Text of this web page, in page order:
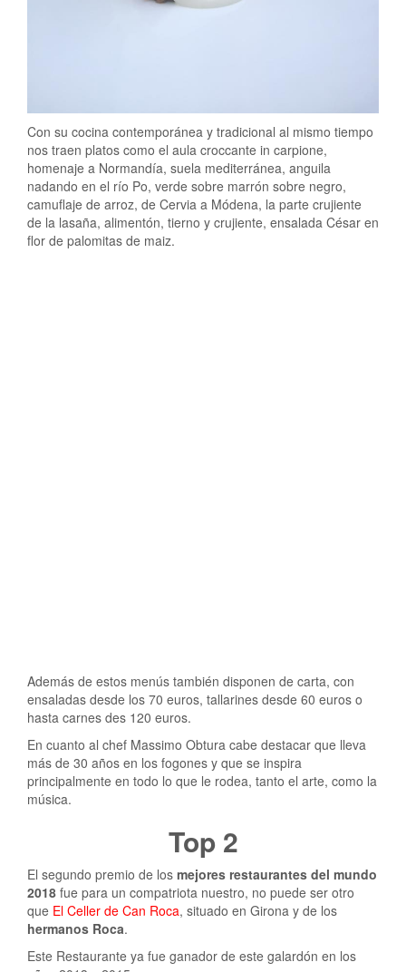
Con su cocina contemporánea y tradicional al mismo tiempo
nos traen platos como el aula croccante in carpione,
homenaje a Normandía, suela mediterránea, anguila
nadando en el río Po, verde sobre marrón sobre negro,
camuflaje de arroz, de Cervia a Módena, la parte crujiente
de la lasaña, alimentón, tierno y crujiente, ensalada César en
flor de palomitas de maiz.
Además de estos menús también disponen de carta, con
ensaladas desde los 70 euros, tallarines desde 60 euros o
hasta carnes des 120 euros.
En cuanto al chef Massimo Obtura cabe destacar que lleva
más de 30 años en los fogones y que se inspira
principalmente en todo lo que le rodea, tanto el arte, como la
música.
Top 2
El segundo premio de los mejores restaurantes del mundo
2018 fue para un compatriota nuestro, no puede ser otro
que El Celler de Can Roca, situado en Girona y de los
hermanos Roca.
Este Restaurante ya fue ganador de este galardón en los